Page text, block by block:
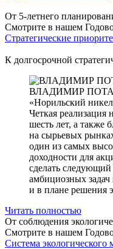
От 5-летнего
Смотрите в нашем
Стратегические
К долгосрочной
ВЛАДИМИР
«Норильский
Четкая реализация
шесть лет, а также
на сырьевых
один из самых
доходности для
сделать
амбициозных задач
и в плане решения
Читать полностью
От соблюдения
Смотрите в нашем
Система экологического